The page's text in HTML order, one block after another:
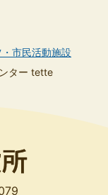
市民活動施設
ター tette